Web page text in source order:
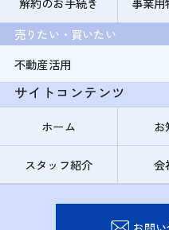
売りたい・買いたい
不動産活用
サイトコンテンツ
ホーム
スタッフ紹介 会